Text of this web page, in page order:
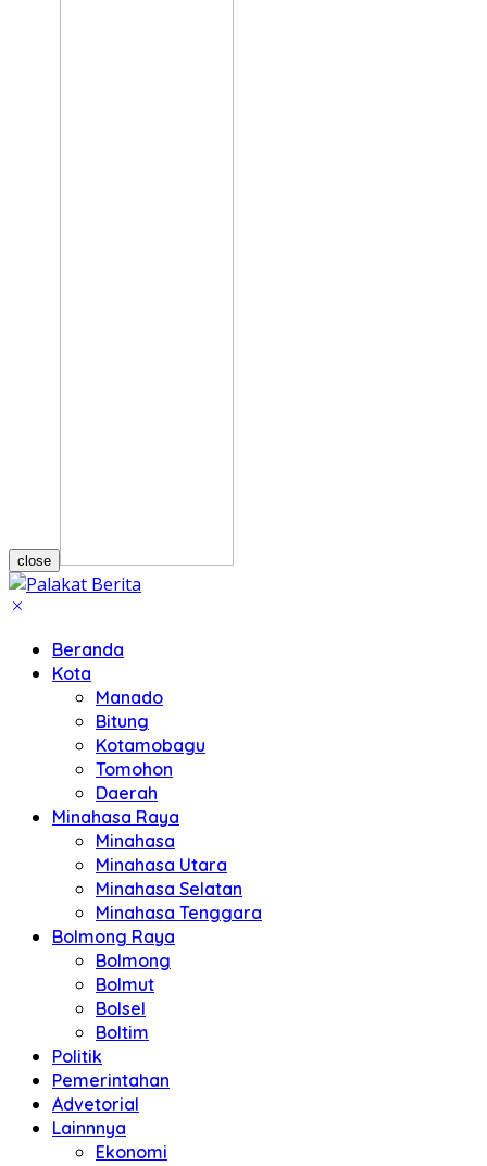
close
Beranda
Kota
Manado
Bitung
Kotamobagu
Tomohon
Daerah
Minahasa Raya
Minahasa
Minahasa Utara
Minahasa Selatan
Minahasa Tenggara
Bolmong Raya
Bolmong
Bolmut
Bolsel
Boltim
Politik
Pemerintahan
Advetorial
Lainnnya
Ekonomi